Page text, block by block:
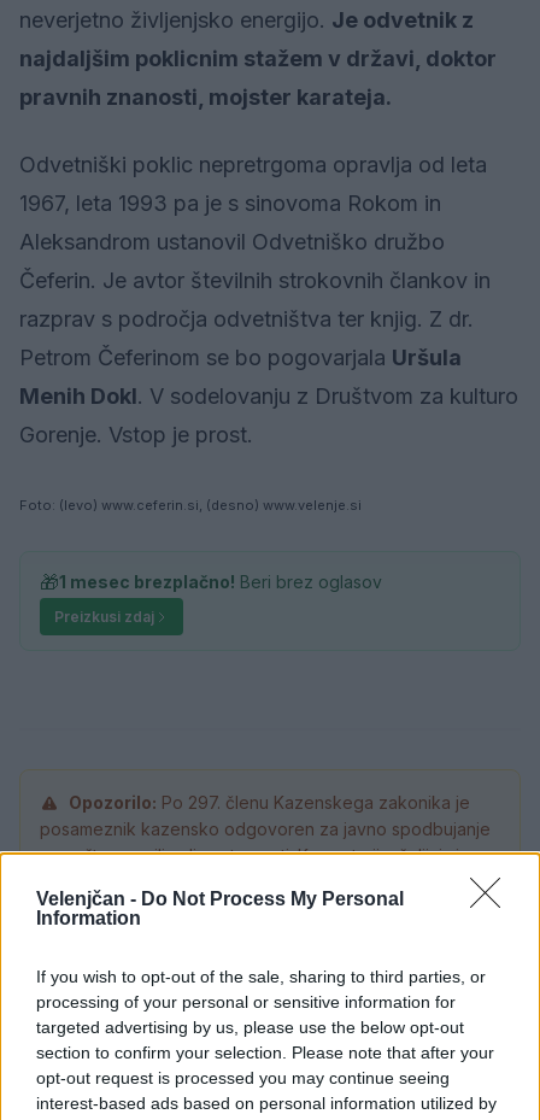
Velenjčan - Do Not Process My Personal
Information
If you wish to opt-out of the sale, sharing to third parties, or
processing of your personal or sensitive information for
targeted advertising by us, please use the below opt-out
section to confirm your selection. Please note that after your
opt-out request is processed you may continue seeing
interest-based ads based on personal information utilized by
neverjetno življenjsko energijo. Je odvetnik z
najdaljšim poklicnim stažem v državi, doktor
pravnih znanosti, mojster karateja.
Odvetniški poklic nepretrgoma opravlja od leta
1967, leta 1993 pa je s sinovoma Rokom in
Aleksandrom ustanovil Odvetniško družbo
Čeferin. Je avtor številnih strokovnih člankov in
razprav s področja odvetništva ter knjig. Z dr.
Petrom Čeferinom se bo pogovarjala Uršula
Menih Dokl. V sodelovanju z Društvom za kulturo
Gorenje. Vstop je prost.
Foto: (levo) www.ceferin.si, (desno) www.velenje.si
🎁1 mesec brezplačno! Beri brez oglasov
Preizkusi zdaj
Opozorilo: Po 297. členu Kazenskega zakonika je
posameznik kazensko odgovoren za javno spodbujanje
sovraštva, nasilja ali nestrpnosti. Komentarji z žaljivimi,
rasističnimi, diskriminatornimi ali nezakonitimi vsebinami
bodo odstranjeni. Pravila komentiranja →
Failed to fetch
Prihajajoči dogodki
AVG
7
Pesem kita grbavca
18:00